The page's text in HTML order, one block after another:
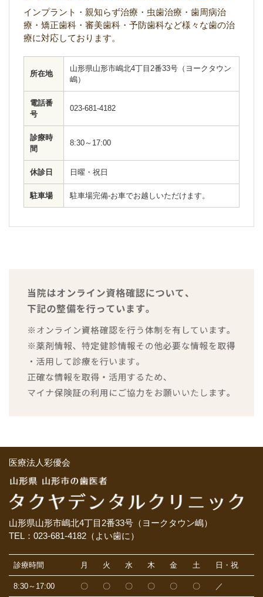
インプラント・親知らず治療・虫歯治療・歯周病治
療・矯正歯科・審美歯科・予防歯科など様々な歯の治
療に対応しております。
所在地
山形県山形市嶋北4丁目2番33号（ヨークタウン
嶋）
電話番
号
023-681-4182
診療時
間
8:30～17:00
休診日 日曜・祝日
駐車場 駐車場完備-お車でお越しいただけます。
医療法人彩優会
山形県山形市嶋北4丁目2番33号（ヨークタウン嶋）
TEL：023-681-4182（よい歯に）
診療時間 月 火 水 木 金 土 日・祝
8:30～17:00 〇 〇 〇 〇 〇 〇 ／